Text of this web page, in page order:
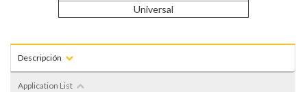
Universal
Descripción
Application List